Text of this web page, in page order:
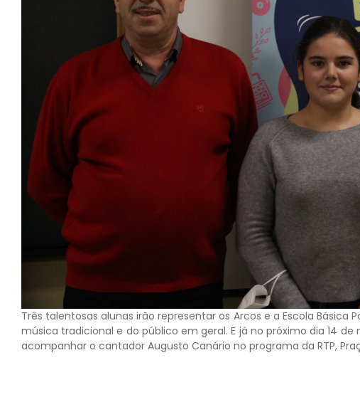
Três talentosas alunas irão representar os Arcos e a Escola
música tradicional e do público em geral. E já no próximo dia 14 de
acompanhar o cantador Augusto Canário no programa da RTP,